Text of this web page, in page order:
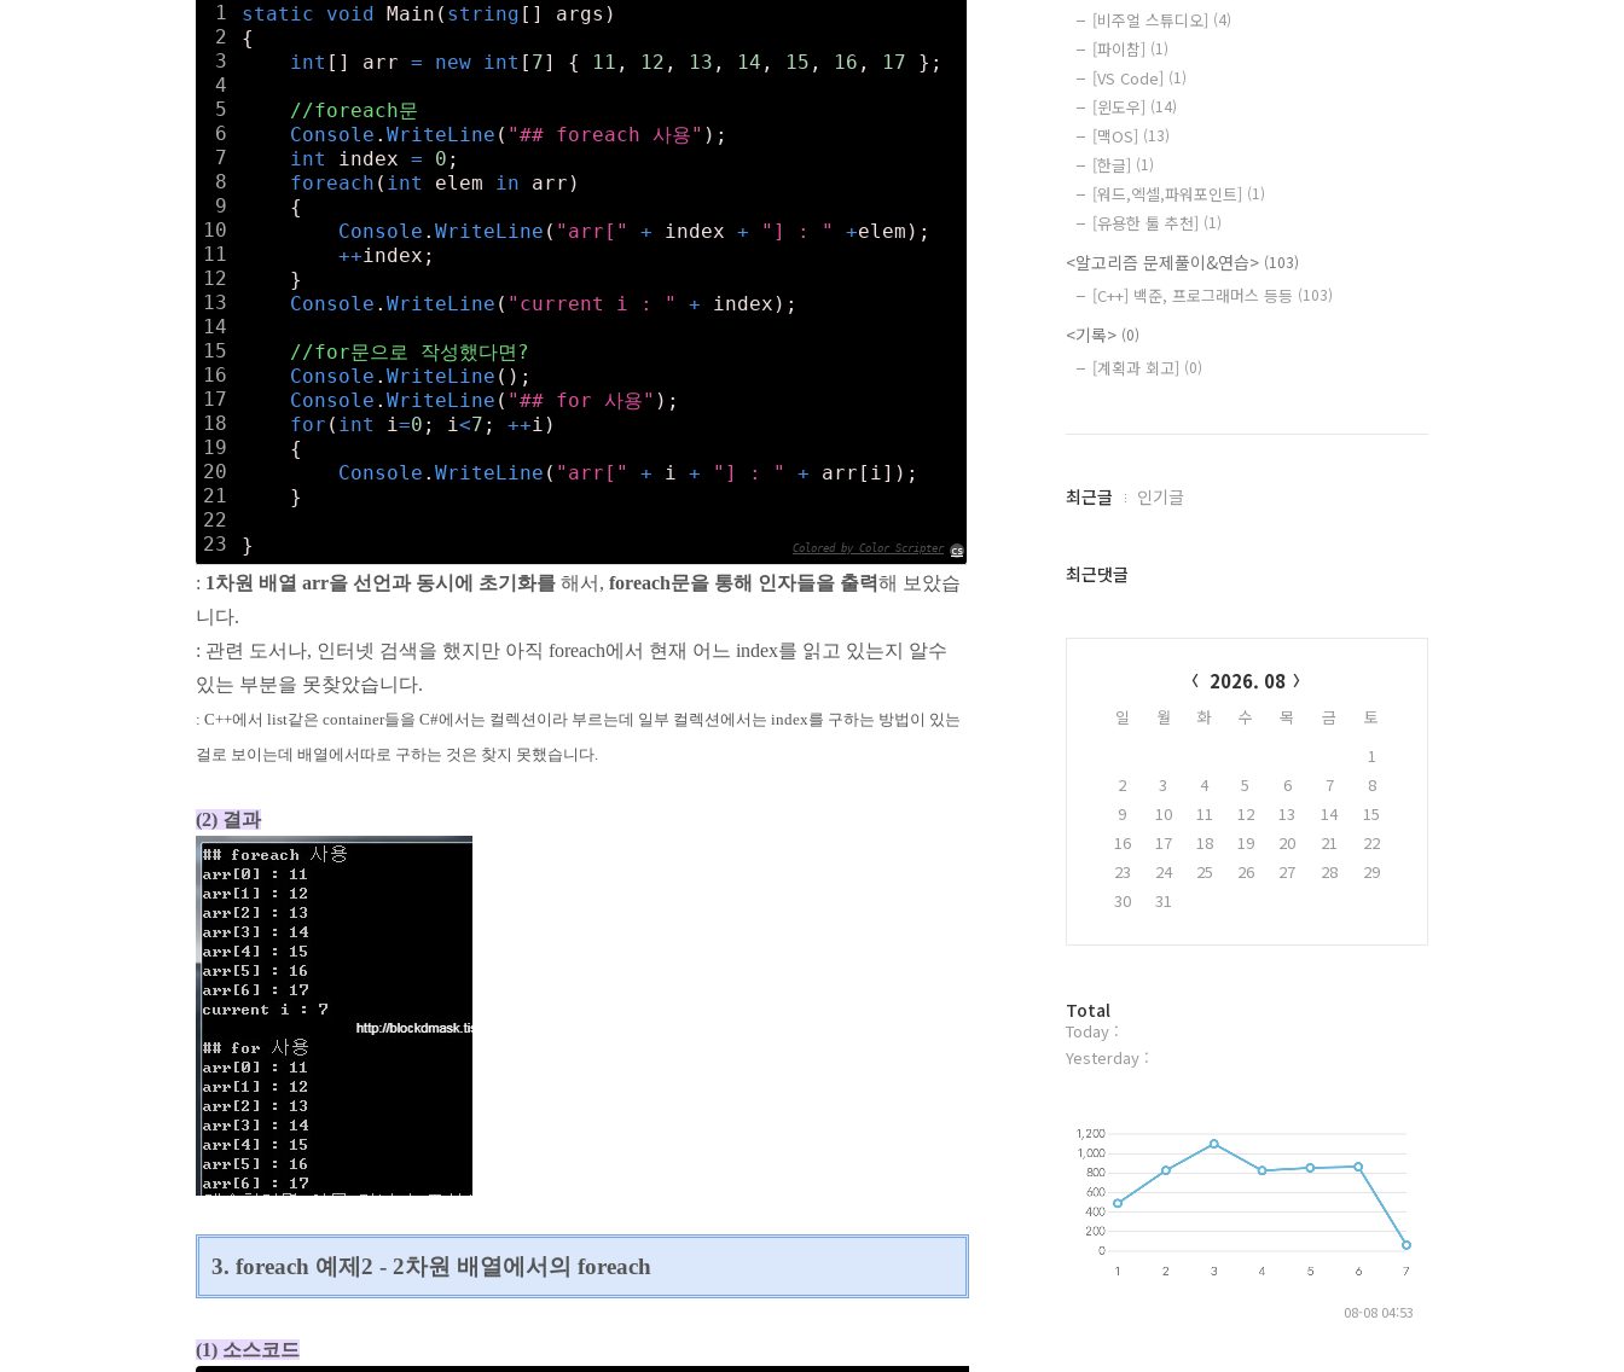
1
2
3
4
5
6
7
8
9
10
11
12
13
14
15
16
17
18
19
20
21
22
23
static void Main( string [] args)
{
int [] arr = new int [ 7] { 11 , 12 , 13 , 14 , 15 , 16 , 17 };
//foreach문
Console . WriteLine ( "## foreach 사용" );
int
index = 0 ;
foreach ( int elem in arr)
{
Console . WriteLine ( "arr[" + index + "] : " +elem);
++index;
}
Console . WriteLine ( "current i : " + index);
//for문으로 작성했다면?
Console . WriteLine ();
Console . WriteLine ( "## for 사용" );
for ( int i=0 ; i<7 ; ++i)
{
Console . WriteLine ( "arr[" + i + "] : " + arr[i]);
}
} Colored by Color Scripter cs
: 1차원 배열 arr을 선언과 동시에 초기화를 해서, foreach문을 통해 인자들을 출력해 보았습
니다.
: 관련 도서나, 인터넷 검색을 했지만 아직 foreach에서 현재 어느 index를 읽고 있는지 알수
있는 부분을 못찾았습니다.
: C++에서 list같은 container들을 C#에서는 컬렉션이라 부르는데 일부 컬렉션에서는 index를 구하는 방법이 있는
걸로 보이는데 배열에서따로 구하는 것은 찾지 못했습니다.
(2) 결과
3. foreach 예제2 - 2차원 배열에서의 foreach
(1) 소스코드
[비주얼 스튜디오] (4)
[파이참] (1)
[VS Code] (1)
[윈도우] (14)
[맥OS] (13)
[한글] (1)
[워드,엑셀,파워포인트] (1)
[유용한 툴 추천] (1)
<알고리즘 문제풀이&연습> (103)
[C++] 백준, 프로그래머스 등등 (103)
<기록> (0)
[계획과 회고] (0)
최
과
최근글 인기글
최근댓글
2026. 08
일 월 화 수 목 금
토
1
2
3 4 5 6 7
8
9
10 11 12 13 14
15
16
17 18 19 20 21
22
23
24 25 26 27 28
29
30
31
방
문
자
Total
Today :
Yesterday :
08-08 04:53